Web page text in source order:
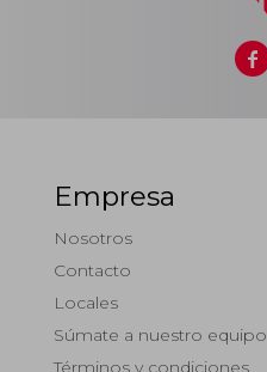

Empresa
Nosotros
Contacto
Locales
Súmate a nuestro equipo
Términos y condiciones